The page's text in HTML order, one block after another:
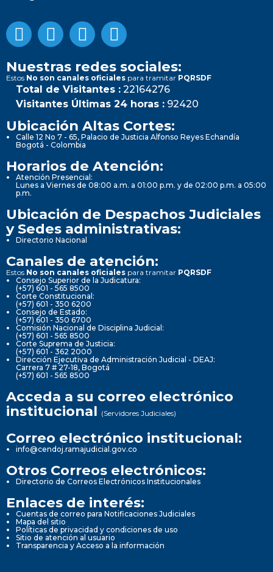
Nuestras redes sociales:
Estos No son canales oficiales para tramitar PQRSDF
Total de Visitantes : 22164276
Visitantes Últimas 24 horas : 92420
Ubicación Altas Cortes:
Calle 12 No 7 - 65, Palacio de Justicia Alfonso Reyes Echandía
Bogotá - Colombia
Horarios de Atención:
Atención Presencial:
Lunes a Viernes de 08:00 a.m. a 01:00 p.m. y de 02:00 p.m. a 05:00
p.m.
Ubicación de Despachos Judiciales
y Sedes administrativas:
Directorio Nacional
Canales de atención:
Estos No son canales oficiales para tramitar PQRSDF
Consejo Superior de la Judicatura:
(+57) 601 - 565 8500
Corte Constitucional:
(+57) 601 - 350 6200
Consejo de Estado:
(+57) 601 - 350 6700
Comisión Nacional de Disciplina Judicial:
(+57) 601 - 565 8500
Corte Suprema de Justicia:
(+57) 601 - 362 2000
Dirección Ejecutiva de Administración Judicial - DEAJ:
Carrera 7 # 27-18, Bogotá
(+57) 601 - 565 8500
Acceda a su correo electrónico
institucional (Servidores Judiciales)
Correo electrónico institucional:
info@cendoj.ramajudicial.gov.co
Otros Correos electrónicos:
Directorio de Correos Electrónicos Institucionales
Enlaces de interés:
Cuentas de correo para Notificaciones Judiciales
Mapa del sitio
Políticas de privacidad y condiciones de uso
Sitio de atención al usuario
Transparencia y Acceso a la información